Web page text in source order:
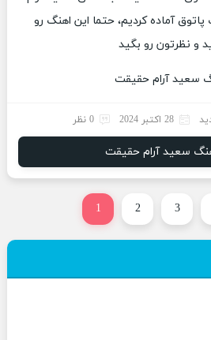
آماده کردیم، حتما این اهنگ رو
و نظرتون رو بگید
28 اکتبر 2024 0 نظر
سعید آرام حقیقت
1 2 3